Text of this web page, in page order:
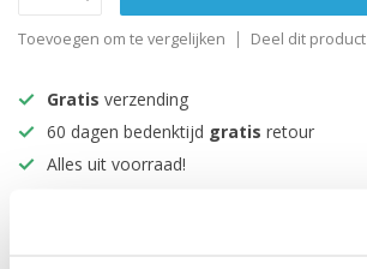
Toevoegen om te vergelijken Deel dit product
Gratis verzending
60 dagen bedenktijd gratis retour
Alles uit voorraad!